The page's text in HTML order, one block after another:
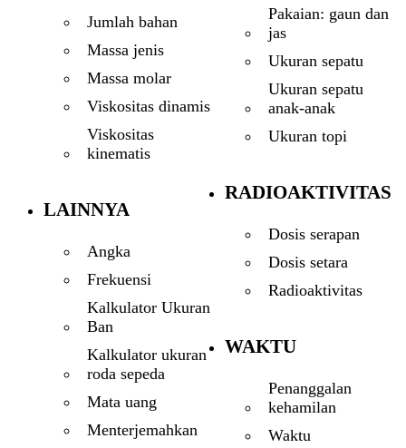
Jumlah bahan
Massa jenis
Massa molar
Viskositas dinamis
Viskositas
kinematis
LAINNYA
Angka
Frekuensi
Kalkulator Ukuran
Ban
Kalkulator ukuran
roda sepeda
Mata uang
Menterjemahkan
Pakaian: gaun dan
jas
Ukuran sepatu
Ukuran sepatu
anak-anak
Ukuran topi
RADIOAKTIVITAS
Dosis serapan
Dosis setara
Radioaktivitas
WAKTU
Penanggalan
kehamilan
Waktu